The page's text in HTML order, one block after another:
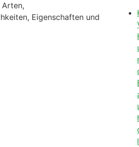
Eigenschaften und
l